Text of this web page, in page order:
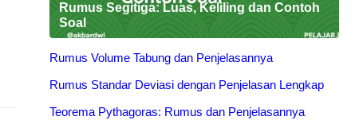
Rumus Segitiga: Luas, Keliling dan Contoh
Soal
Rumus Volume Tabung dan Penjelasannya
Rumus Standar Deviasi dengan Penjelasan Lengkap
Teorema Pythagoras: Rumus dan Penjelasannya